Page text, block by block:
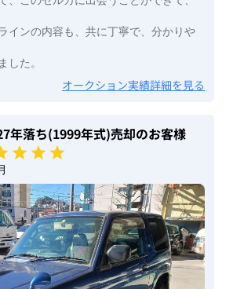
インの内容も、共に丁寧で、分かりや
した。
オークション実績詳細を見る
年落ち(1999年式)売却のお客様